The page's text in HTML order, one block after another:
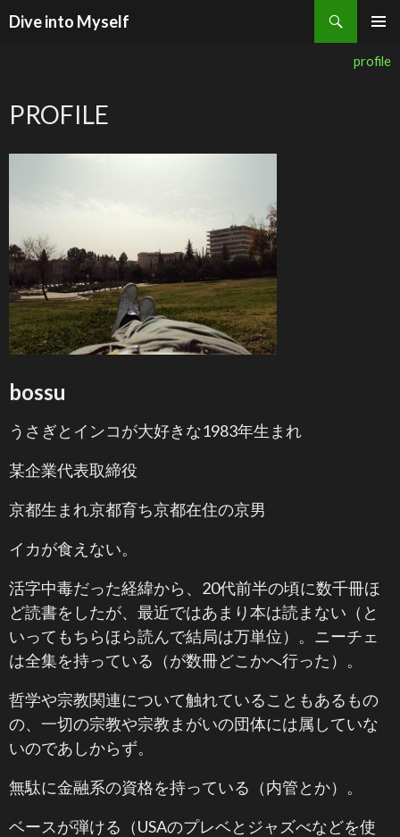
Dive into Myself
検索
profile
PROFILE
bossu
うさぎとインコが大好きな1983年生まれ
某企業代表取締役
京都生まれ京都育ち京都在住の京男
イカが食えない。
活字中毒だった経緯から、20代前半の頃に数千冊ほ
ど読書をしたが、最近ではあまり本は読まない（と
いってもちらほら読んで結局は万単位）。ニーチェ
は全集を持っている（が数冊どこかへ行った）。
哲学や宗教関連について触れていることもあるもの
の、一切の宗教や宗教まがいの団体には属していな
いのであしからず。
無駄に金融系の資格を持っている（内管とか）。
ベースが弾ける（USAのプレベとジャズべなどを使